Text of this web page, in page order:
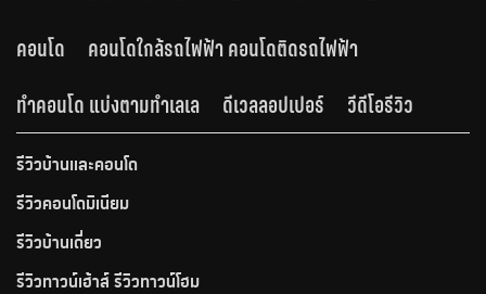
คอนโด
คอนโดใกล้รถไฟฟ้า คอนโดติดรถไฟฟ้า
ทำคอนโด แบ่งตามทำเลเล
ดีเวลลอปเปอร์ วีดีโอรีวิว
รีวิวบ้านและคอนโด
รีวิวคอนโดมิเนียม
รีวิวบ้านเดี่ยว
รีวิวทาวน์เฮ้าส์ รีวิวทาวน์โฮม